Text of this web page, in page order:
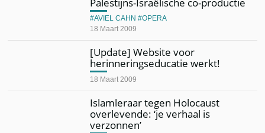
Palestijns-Israëlische co-productie
18 Maart 2009
AVIEL CAHN OPERA
[Update] Website voor
herinneringseducatie werkt!
18 Maart 2009
Islamleraar tegen Holocaust
overlevende: ‘je verhaal is
verzonnen’